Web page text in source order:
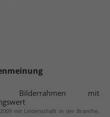
Bilderrahmen mit
mit Leidenschaft in der Branche.